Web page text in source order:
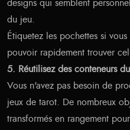
designs qui semblent
du jeu.
Étiquetez les pochettes si
pouvoir rapidement trouver
5. Réutilisez des conteneurs
Vous n'avez pas besoin de
jeux de tarot. De nombreux
transformés en rangement